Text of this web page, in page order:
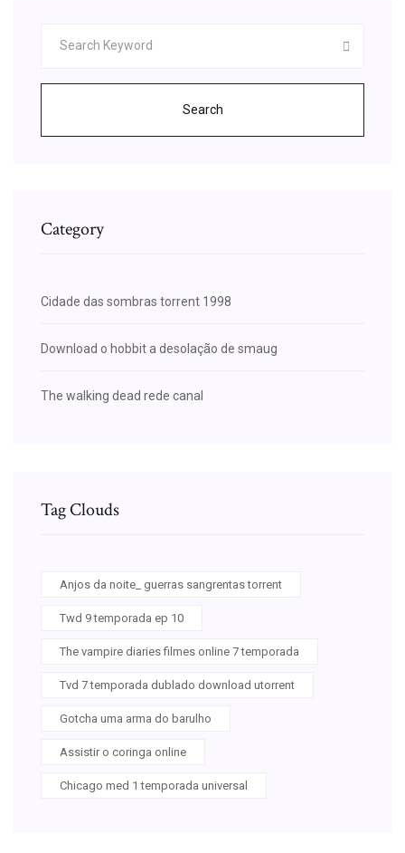
Search
Category
Cidade das sombras torrent 1998
Download o hobbit a desolação de smaug
The walking dead rede canal
Tag Clouds
Anjos da noite_ guerras sangrentas torrent
Twd 9 temporada ep 10
The vampire diaries filmes online 7 temporada
Tvd 7 temporada dublado download utorrent
Gotcha uma arma do barulho
Assistir o coringa online
Chicago med 1 temporada universal